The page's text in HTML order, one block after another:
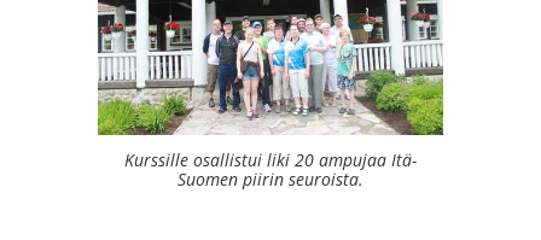
Kurssille osallistui liki 20 ampujaa Itä-
Suomen piirin seuroista.